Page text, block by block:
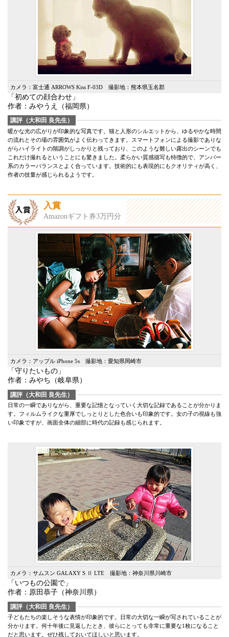
カメラ：富士通 ARROWS Kiss F-03D 撮影地：熊本県玉名郡
「初めての顔合わせ」
作者：みやうえ（福岡県）
講評（大和田 良先生）
暖かな光の広がりが印象的な写真です。猫と人形のシルエットから、ゆるやかな時間
の流れとその場の雰囲気がよく伝わってきます。スマートフォンによる撮影でありな
がらハイライトの階調がしっかりと残っており、このような難しい露出のシーンでも
これだけ撮れるということにも驚きました。柔らかい質感描写も特徴的で、アンバー
系のカラーバランスとよく合っています。技術的にも表現的にもクオリティが高く、
作者の技量が感じられるようです。
入賞
Amazonギフト券3万円分
カメラ：アップル iPhone 5s 撮影地：愛知県岡崎市
「守りたいもの」
作者：みやち（岐阜県）
講評（大和田 良先生）
日常の一瞬でありながら、重要な記憶となっていく大切な記録であることが分かりま
す。フィルムライクな重厚でしっとりとした色合いも印象的です。女の子の視線も強
い印象ですが、画面全体の細部に時代の記録も感じられます。
カメラ：サムスン GALAXY S Ⅱ LTE 撮影地：神奈川県川崎市
「いつもの公園で」
作者：原田恭子（神奈川県）
講評（大和田 良先生）
子どもたちの楽しそうな表情が印象的です。日常の大切な一瞬が写されていることが
分かります。何十年後に見返したとき、彼らにとっても非常に重要な1枚になること
だと思います。ぜひ残しておいてほしいと思います。